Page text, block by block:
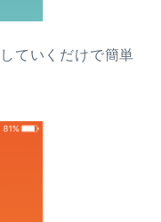
ていくだけで簡単